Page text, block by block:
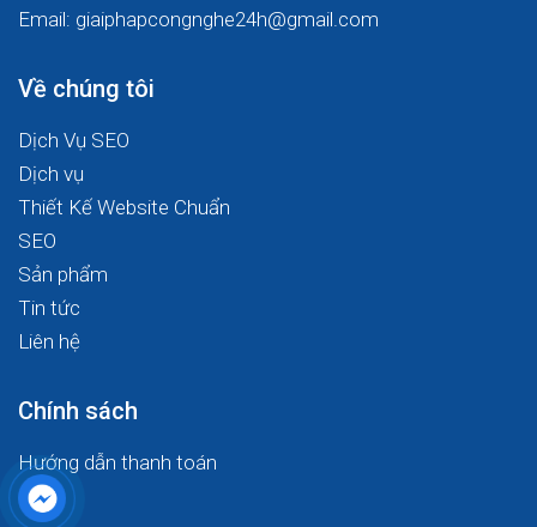
Email: giaiphapcongnghe24h@gmail.com
Về chúng tôi
Dịch Vụ SEO
Dịch vụ
Thiết Kế Website Chuẩn
SEO
Sản phẩm
Tin tức
Liên hệ
Chính sách
Hướng dẫn thanh toán